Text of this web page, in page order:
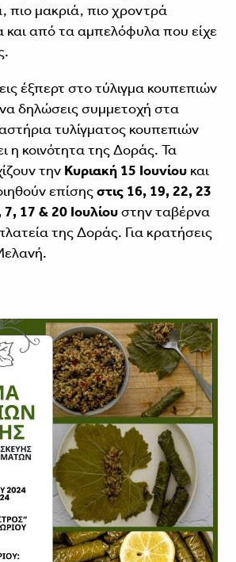
πιο μακριά, πιο χροντρά
και από τα αμπελόφυλα που είχε
έξπερτ στο τύλιγμα κουπεπιών
δηλώσεις συμμετοχή στα
τυλίγματος κουπεπιών
η κοινότητα της Δοράς. Τα
την Κυριακή 15 Ιουνίουκαι
επίσης στις 16, 19, 22, 23
7, 17 & 20 Ιουλίουστην ταβέρνα
της Δοράς. Για κρατήσεις